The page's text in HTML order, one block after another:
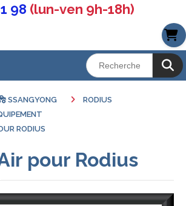
98 (lun-ven 9h-18h)
SSANGYONG
RODIUS
RODIUS
pour Rodius